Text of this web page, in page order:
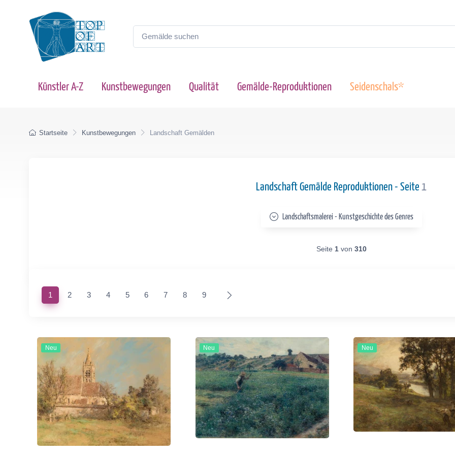
Künstler A-Z Kunstbewegungen Qualität Gemälde-Reproduktionen Seidenschals*
Startseite Kunstbewegungen Landschaft Gemälden
Landschaft Gemälde Reproduktionen - Seite 1
Landschaftsmalerei - Kunstgeschichte des Genres
Seite 1von 310
1 (current)
2 3 4 5 6 7 8 9
Neu Neu Neu